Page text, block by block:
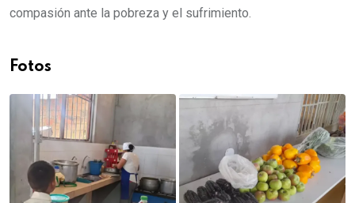
compasión ante la pobreza y el sufrimiento.
Fotos